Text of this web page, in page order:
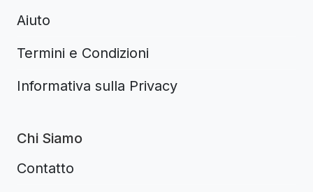
Aiuto
Termini e Condizioni
Informativa sulla Privacy
Chi Siamo
Contatto